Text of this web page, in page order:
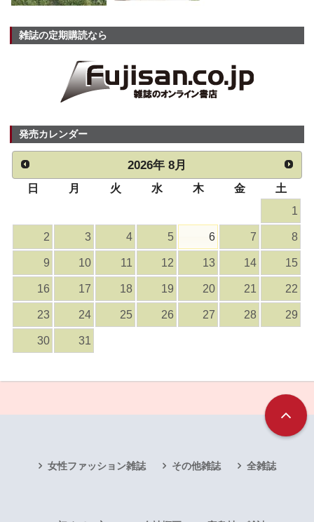
雑誌の定期購読なら
発売カレンダー
2026年 8月
日 月 火 水 木 金
土
1
2 3 4 5 6 7 8
9 10 11 12 13 14 15
16 17 18 19 20 21 22
23 24 25 26 27 28 29
30 31
女性ファッション雑誌 その他雑誌 全雑誌